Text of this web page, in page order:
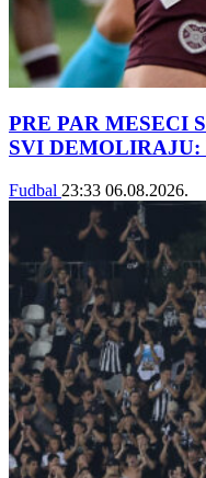
PRE PAR MESECI
SVI DEMOLIRAJU:
Fudbal 23:33 06.08.2026.